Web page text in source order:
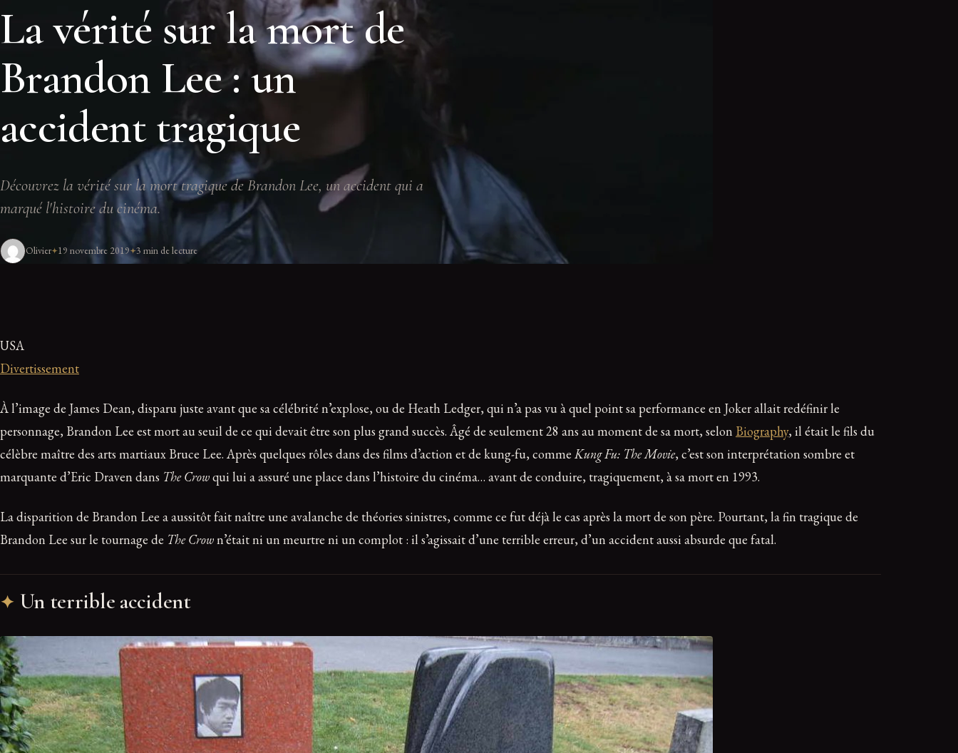
La vérité sur la mort de
Brandon Lee : un
accident tragique
Découvrez la vérité sur la mort tragique de Brandon Lee, un accident qui a
marqué l'histoire du cinéma.
Olivier 19 novembre 2019 3 min de lecture
USA
Divertissement
À l’image de James Dean, disparu juste avant que sa célébrité n’explose, ou de Heath Ledger, qui n’a pas vu à quel point sa performance en Joker allait redéfinir le
personnage, Brandon Lee est mort au seuil de ce qui devait être son plus grand succès. Âgé de seulement 28 ans au moment de sa mort, selon Biography, il était le fils du
célèbre maître des arts martiaux Bruce Lee. Après quelques rôles dans des films d’action et de kung-fu, comme Kung Fu: The Movie, c’est son interprétation sombre et
marquante d’Eric Draven dans The Crowqui lui a assuré une place dans l’histoire du cinéma… avant de conduire, tragiquement, à sa mort en 1993.
La disparition de Brandon Lee a aussitôt fait naître une avalanche de théories sinistres, comme ce fut déjà le cas après la mort de son père. Pourtant, la fin tragique de
Brandon Lee sur le tournage de The Crown’était ni un meurtre ni un complot : il s’agissait d’une terrible erreur, d’un accident aussi absurde que fatal.
Un terrible accident